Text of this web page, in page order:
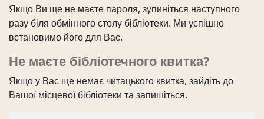
Якщо Ви ще не маєте пароля, зупиніться наступного
разу біля обмінного столу бібліотеки. Ми успішно
встановимо його для Вас.
Не маєте бібліотечного квитка?
Якщо у Вас ще немає читацького квитка, зайдіть до
Вашої місцевої бібліотеки та запишіться.